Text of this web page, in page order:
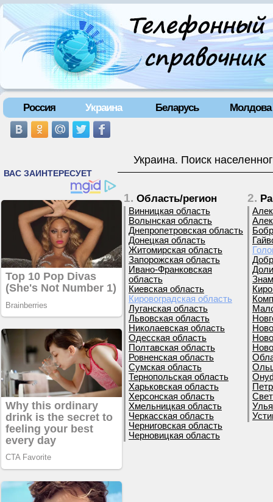
Россия Украина Беларусь Молдова
Украина. Поиск
1. Область/регион
Винницкая область
Волынская область
Днепропетровская область
Донецкая область
Житомирская область
Запорожская область
Ивано-Франковская
область
Киевская область
Кировоградская область
Луганская область
Львовская область
Николаевская область
Одесская область
Полтавская область
Ровненская область
Сумская область
Тернопольская область
Харьковская область
Херсонская область
Хмельницкая область
Черкасская область
Черниговская область
Черновицкая область
2.